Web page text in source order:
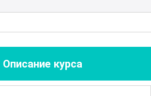
Описание курса